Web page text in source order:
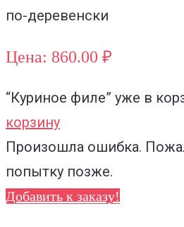
по-деревенски
Цена: 860.00 ₽
“Куриное филе” уже в
корзину
Произошла ошибка.
попытку позже.
Добавить к заказу!